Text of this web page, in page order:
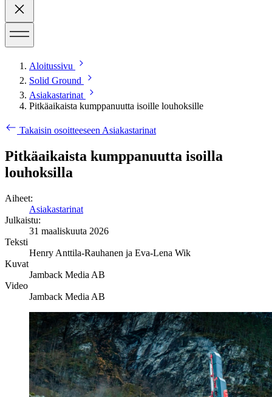
Aloitussivu
Solid Ground
Asiakastarinat
Pitkäaikaista kumppanuutta isoille louhoksille
Takaisin osoitteeseen Asiakastarinat
Pitkäaikaista kumppanuutta isoilla
louhoksilla
Aiheet:
Asiakastarinat
Julkaistu:
31 maaliskuuta 2026
Teksti
Henry Anttila-Rauhanen ja Eva-Lena Wik
Kuvat
Jamback Media AB
Video
Jamback Media AB